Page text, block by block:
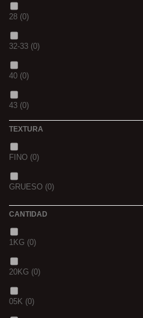
SCOPEX
TUTTI
FRESA
MIEL(0)
OCEAN LIVER
GOLDEN X
28 (0)
32-33 (0)
40 (0)
43 (0)
TEXTURA
FINO (0)
GRUESO (0)
CANTIDAD
1KG (0)
20KG (0)
05K (0)